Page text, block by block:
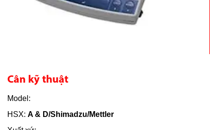
Cân kỹ thuật
Model:
HSX: A & D/Shimadzu/Mettler